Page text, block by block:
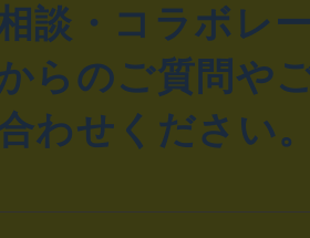
談・コラボレ
らのご質問や
わせください